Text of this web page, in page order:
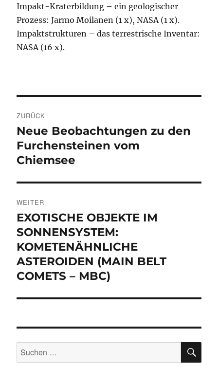
Impakt-Kraterbildung – ein geologischer
Prozess: Jarmo Moilanen (1 x), NASA (1 x).
Impaktstrukturen – das terrestrische Inventar:
NASA (16 x).
ZURÜCK
Vorheriger
Beitrag:
Neue Beobachtungen zu den
Furchensteinen vom
Chiemsee
WEITER
Nächster
Beitrag:
EXOTISCHE OBJEKTE IM
SONNENSYSTEM:
KOMETENÄHNLICHE
ASTEROIDEN (MAIN BELT
COMETS – MBC)
Suchen
nach: